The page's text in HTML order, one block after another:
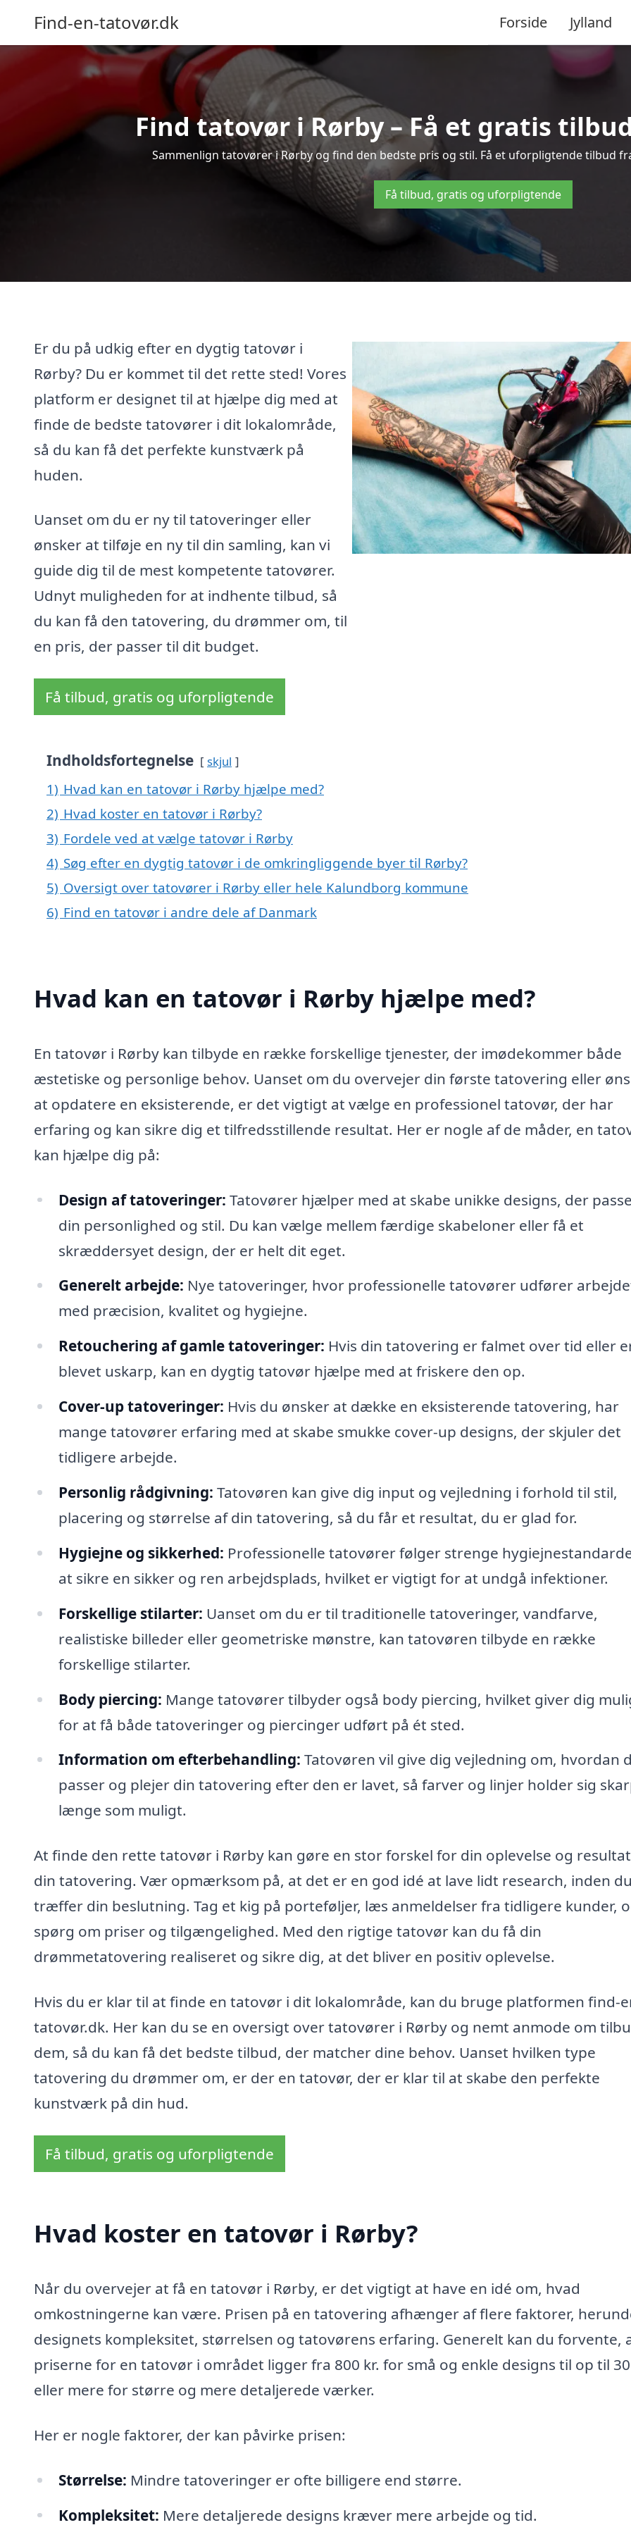
Find-en-tatovør.dk Forside Jylland
Find tatovør i Rørby – Få et gratis
Sammenlign tatovører i Rørby og find den bedste pris og stil. Få et uforpligtende tilbud
Få tilbud, gratis og uforpligtende
Er du på udkig efter en dygtig tatovør i
Rørby? Du er kommet til det rette sted! Vores
platform er designet til at hjælpe dig med at
finde de bedste tatovører i dit lokalområde,
så du kan få det perfekte kunstværk på
huden.
Uanset om du er ny til tatoveringer eller
ønsker at tilføje en ny til din samling, kan vi
guide dig til de mest kompetente tatovører.
Udnyt muligheden for at indhente tilbud, så
du kan få den tatovering, du drømmer om, til
en pris, der passer til dit budget.
Få tilbud, gratis og uforpligtende
Indholdsfortegnelse skjul
1) Hvad kan en tatovør i Rørby hjælpe med?
2) Hvad koster en tatovør i Rørby?
3) Fordele ved at vælge tatovør i Rørby
4) Søg efter en dygtig tatovør i de omkringliggende byer til Rørby?
5) Oversigt over tatovører i Rørby eller hele Kalundborg kommune
6) Find en tatovør i andre dele af Danmark
Hvad kan en tatovør i Rørby hjælpe med?
En tatovør i Rørby kan tilbyde en række forskellige tjenester, der imødekommer både
æstetiske og personlige behov. Uanset om du overvejer din første tatovering eller
at opdatere en eksisterende, er det vigtigt at vælge en professionel tatovør, der har
erfaring og kan sikre dig et tilfredsstillende resultat. Her er nogle af de måder, en
kan hjælpe dig på:
Design af tatoveringer: Tatovører hjælper med at skabe unikke designs, der
din personlighed og stil. Du kan vælge mellem færdige skabeloner eller få et
skræddersyet design, der er helt dit eget.
Generelt arbejde: Nye tatoveringer, hvor professionelle tatovører udfører
med præcision, kvalitet og hygiejne.
Retouchering af gamle tatoveringer: Hvis din tatovering er falmet over tid eller
blevet uskarp, kan en dygtig tatovør hjælpe med at friskere den op.
Cover-up tatoveringer: Hvis du ønsker at dække en eksisterende tatovering, har
mange tatovører erfaring med at skabe smukke cover-up designs, der skjuler det
tidligere arbejde.
Personlig rådgivning: Tatovøren kan give dig input og vejledning i forhold til stil,
placering og størrelse af din tatovering, så du får et resultat, du er glad for.
Hygiejne og sikkerhed: Professionelle tatovører følger strenge
at sikre en sikker og ren arbejdsplads, hvilket er vigtigt for at undgå infektioner.
Forskellige stilarter: Uanset om du er til traditionelle tatoveringer, vandfarve,
realistiske billeder eller geometriske mønstre, kan tatovøren tilbyde en række
forskellige stilarter.
Body piercing: Mange tatovører tilbyder også body piercing, hvilket giver dig
for at få både tatoveringer og piercinger udført på ét sted.
Information om efterbehandling: Tatovøren vil give dig vejledning om, hvordan
passer og plejer din tatovering efter den er lavet, så farver og linjer holder sig
længe som muligt.
At finde den rette tatovør i Rørby kan gøre en stor forskel for din oplevelse og
din tatovering. Vær opmærksom på, at det er en god idé at lave lidt research, inden du
træffer din beslutning. Tag et kig på porteføljer, læs anmeldelser fra tidligere kunder,
spørg om priser og tilgængelighed. Med den rigtige tatovør kan du få din
drømmetatovering realiseret og sikre dig, at det bliver en positiv oplevelse.
Hvis du er klar til at finde en tatovør i dit lokalområde, kan du bruge platformen find-
tatovør.dk. Her kan du se en oversigt over tatovører i Rørby og nemt anmode om
dem, så du kan få det bedste tilbud, der matcher dine behov. Uanset hvilken type
tatovering du drømmer om, er der en tatovør, der er klar til at skabe den perfekte
kunstværk på din hud.
Få tilbud, gratis og uforpligtende
Hvad koster en tatovør i Rørby?
Når du overvejer at få en tatovør i Rørby, er det vigtigt at have en idé om, hvad
omkostningerne kan være. Prisen på en tatovering afhænger af flere faktorer,
designets kompleksitet, størrelsen og tatovørens erfaring. Generelt kan du forvente,
priserne for en tatovør i området ligger fra 800 kr. for små og enkle designs til op til
eller mere for større og mere detaljerede værker.
Her er nogle faktorer, der kan påvirke prisen:
Størrelse: Mindre tatoveringer er ofte billigere end større.
Kompleksitet: Mere detaljerede designs kræver mere arbejde og tid.